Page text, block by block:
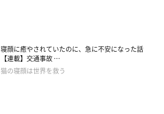
寝顔に癒やされていたのに、急に不安になった話
【連載】交通事故 …
猫の寝顔は世界を救う